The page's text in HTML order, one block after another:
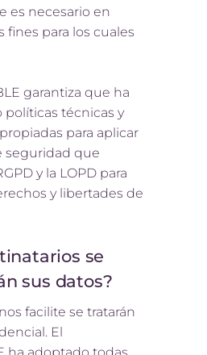
es necesario en
fines para los cuales
garantiza que ha
técnicas y
para aplicar
seguridad que
y la LOPD para
y libertades de
se
sus datos?
facilite se tratarán
El